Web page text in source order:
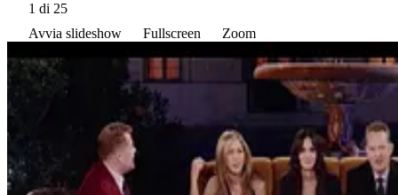
1 di 25
Avvia slideshow
Fullscreen Zoom